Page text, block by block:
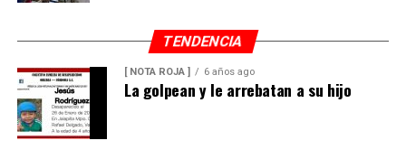
TENDENCIA
[ NOTA ROJA ] 6 años ago
La golpean y le arrebatan a su hijo